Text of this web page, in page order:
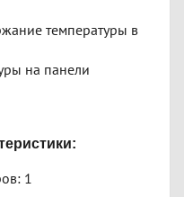
температуры в
на панели
1